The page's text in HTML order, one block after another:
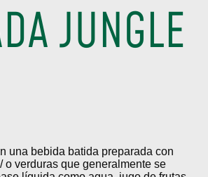
JUNGLE
una bebida batida preparada con
o verduras que generalmente se